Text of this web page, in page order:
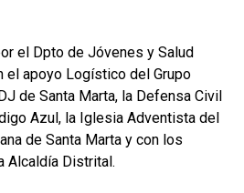
el Dpto de Jóvenes y Salud
el apoyo Logístico del Grupo
de Santa Marta, la Defensa Civil
Azul, la Iglesia Adventista del
de Santa Marta y con los
Alcaldía Distrital.